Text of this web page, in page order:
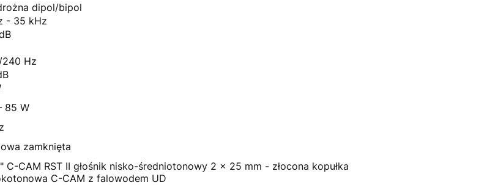
dipol/bipol
- 35 kHz
240 Hz
85 W
zamknięta
C-CAM RST II głośnik nisko-średniotonowy 2 x 25 mm - złocona kopułka
C-CAM z falowodem UD